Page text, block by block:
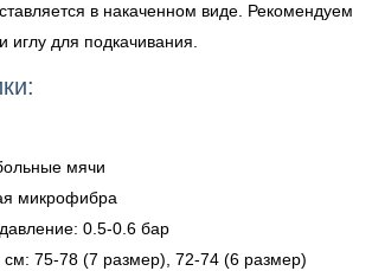
в накаченном виде. Рекомендуем
иглу для подкачивания.
мячи
микрофибра
0.5-0.6 бар
см: 75-78 (7 размер), 72-74 (6 размер)